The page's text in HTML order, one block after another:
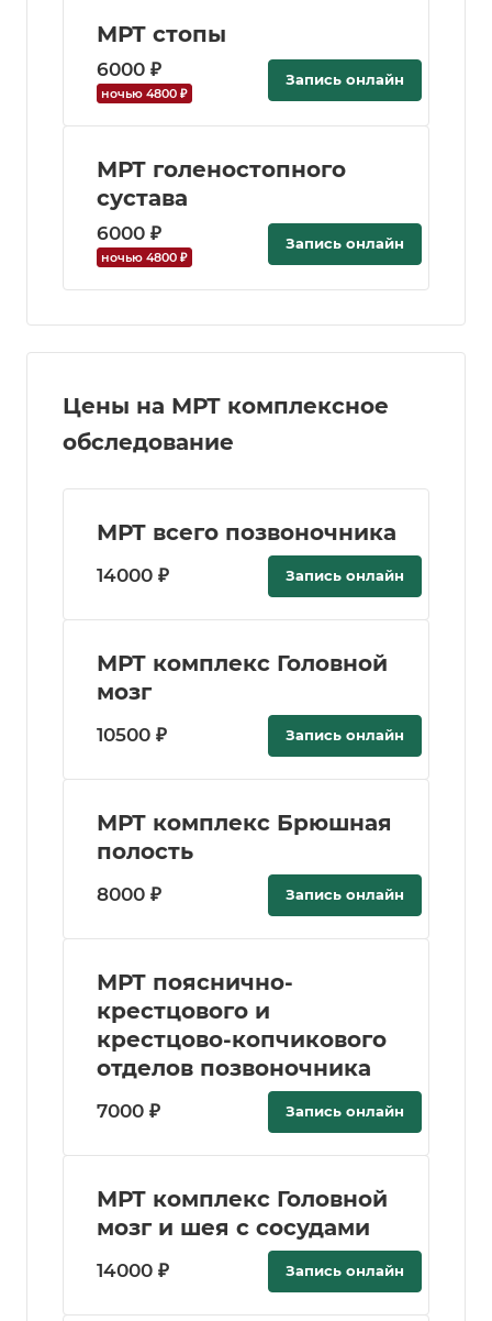
МРТ стопы
6000 ₽
ночью 4800 ₽
Запись онлайн
МРТ голеностопного
сустава
6000 ₽
ночью 4800 ₽
Запись онлайн
Цены на МРТ комплексное
обследование
МРТ всего позвоночника
14000 ₽ Запись онлайн
МРТ комплекс Головной
мозг
10500 ₽ Запись онлайн
МРТ комплекс Брюшная
полость
8000 ₽ Запись онлайн
МРТ пояснично-
крестцового и
крестцово-копчикового
отделов позвоночника
7000 ₽ Запись онлайн
МРТ комплекс Головной
мозг и шея с сосудами
14000 ₽ Запись онлайн